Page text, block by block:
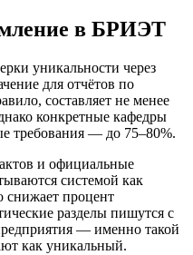
в БРИЭТ
уникальности через
для отчётов по
составляет не менее
конкретные кафедры
требования — до 75–80%.
и официальные
системой как
снижает процент
разделы пишутся с
— именно такой
как уникальный.